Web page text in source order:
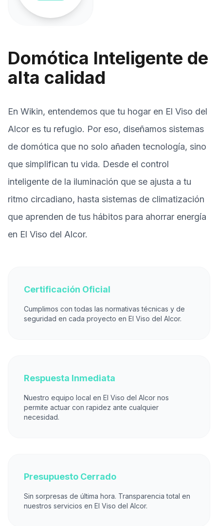
Domótica Inteligente de
alta calidad
En Wikin, entendemos que tu hogar en El Viso del
Alcor es tu refugio. Por eso, diseñamos sistemas
de domótica que no solo añaden tecnología, sino
que simplifican tu vida. Desde el control
inteligente de la iluminación que se ajusta a tu
ritmo circadiano, hasta sistemas de climatización
que aprenden de tus hábitos para ahorrar energía
en El Viso del Alcor.
Certificación Oficial
Cumplimos con todas las normativas técnicas y de
seguridad en cada proyecto en El Viso del Alcor.
Respuesta Inmediata
Nuestro equipo local en El Viso del Alcor nos
permite actuar con rapidez ante cualquier
necesidad.
Presupuesto Cerrado
Sin sorpresas de última hora. Transparencia total en
nuestros servicios en El Viso del Alcor.